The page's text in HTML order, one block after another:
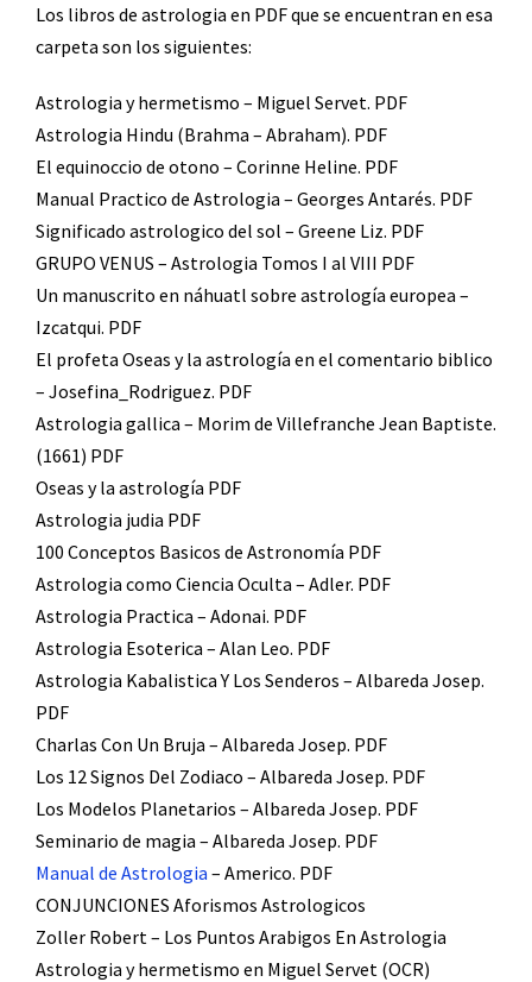
Los libros de astrologia en PDF que se encuentran en esa
carpeta son los siguientes:
Astrologia y hermetismo – Miguel Servet. PDF
Astrologia Hindu (Brahma – Abraham). PDF
El equinoccio de otono – Corinne Heline. PDF
Manual Practico de Astrologia – Georges Antarés. PDF
Significado astrologico del sol – Greene Liz. PDF
GRUPO VENUS – Astrologia Tomos I al VIII PDF
Un manuscrito en náhuatl sobre astrología europea –
Izcatqui. PDF
El profeta Oseas y la astrología en el comentario biblico
– Josefina_Rodriguez. PDF
Astrologia gallica – Morim de Villefranche Jean Baptiste.
(1661) PDF
Oseas y la astrología PDF
Astrologia judia PDF
100 Conceptos Basicos de Astronomía PDF
Astrologia como Ciencia Oculta – Adler. PDF
Astrologia Practica – Adonai. PDF
Astrologia Esoterica – Alan Leo. PDF
Astrologia Kabalistica Y Los Senderos – Albareda Josep.
PDF
Charlas Con Un Bruja – Albareda Josep. PDF
Los 12 Signos Del Zodiaco – Albareda Josep. PDF
Los Modelos Planetarios – Albareda Josep. PDF
Seminario de magia – Albareda Josep. PDF
Manual de Astrologia – Americo. PDF
CONJUNCIONES Aforismos Astrologicos
Zoller Robert – Los Puntos Arabigos En Astrologia
Astrologia y hermetismo en Miguel Servet (OCR)